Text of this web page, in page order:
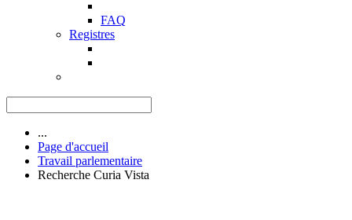
FAQ
Registres
...
Page d'accueil
Travail parlementaire
Recherche Curia Vista